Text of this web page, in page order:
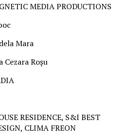
MEDIA PRODUCTIONS
Mara
Roșu
RESIDENCE, S&I BEST
CLIMA FREON